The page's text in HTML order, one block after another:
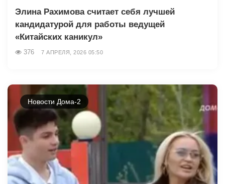
Элина Рахимова считает себя лучшей
кандидатурой для работы ведущей
«Китайских каникул»
376 7 АПРЕЛЯ, 2026 05:50
Новости Дома-2